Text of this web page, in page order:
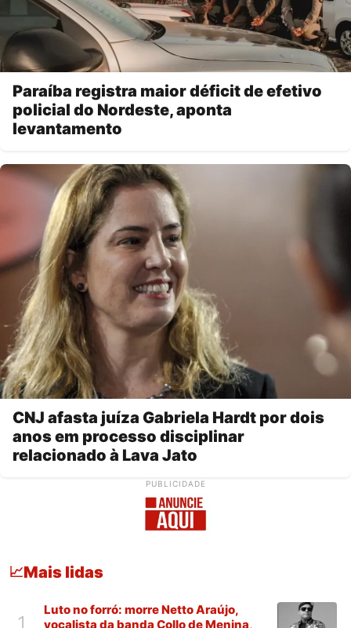
Paraíba registra maior déficit de efetivo
policial do Nordeste, aponta
levantamento
CNJ afasta juíza Gabriela Hardt por dois
anos em processo disciplinar
relacionado à Lava Jato
PUBLICIDADE
📈Mais lidas
Luto no forró: morre Netto Araújo,
vocalista da banda Collo de Menina,